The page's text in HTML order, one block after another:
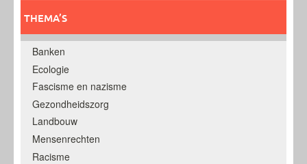
THEMA’S
Banken
Ecologie
Fascisme en nazisme
Gezondheidszorg
Landbouw
Mensenrechten
Racisme